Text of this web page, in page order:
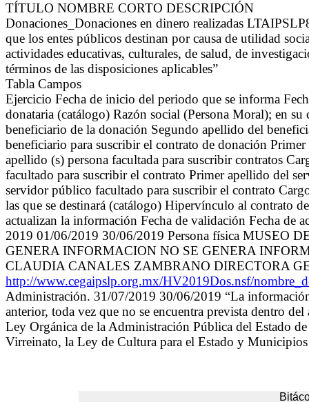
TÍTULO NOMBRE CORTO DESCRIPCIÓN
Donaciones_Donaciones en dinero realizadas
que los entes públicos destinan por causa de utilidad
actividades educativas, culturales, de salud, de
términos de las disposiciones aplicables”
Tabla Campos
Ejercicio Fecha de inicio del periodo que se informa
donataria (catálogo) Razón social (Persona Moral); en
beneficiario de la donación Segundo apellido del
beneficiario para suscribir el contrato de donación
apellido (s) persona facultada para suscribir contratos
facultado para suscribir el contrato Primer apellido del
servidor público facultado para suscribir el contrato
las que se destinará (catálogo) Hipervínculo al contrato
actualizan la información Fecha de validación Fecha de
2019 01/06/2019 30/06/2019 Persona física MUSEO
GENERA INFORMACION NO SE GENERA
CLAUDIA CANALES ZAMBRANO DIRECTORA
http://www.cegaipslp.org.mx/HV2019Dos.nsf/
Administración. 31/07/2019 30/06/2019 “La
anterior, toda vez que no se encuentra prevista dentro
Ley Orgánica de la Administración Pública del Estado
Virreinato, la Ley de Cultura para el Estado y